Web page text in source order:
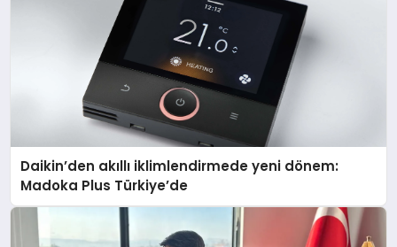
Daikin’den akıllı iklimlendirmede yeni dönem:
Madoka Plus Türkiye’de